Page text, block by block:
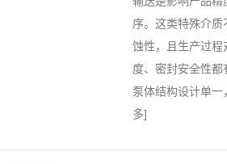
序。这类特殊介
蚀性，且生产过程
度、密封安全性都
泵体结构设计单
多]